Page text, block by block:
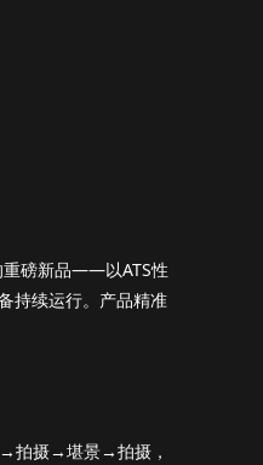
重磅新品——以ATS性
持续运行。产品精准
→拍摄→堪景→拍摄，